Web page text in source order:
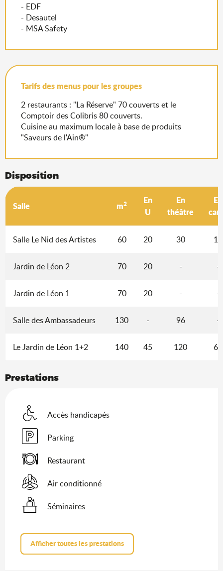
- EDF
- Desautel
- MSA Safety
Tarifs des menus pour les groupes
2 restaurants : "La Réserve" 70 couverts et le
Comptoir des Colibris 80 couverts.
Cuisine au maximum locale à base de produits
"Saveurs de l'Ain®"
Disposition
Salle m2
En
U
En
théâtre
En
Salle Le Nid des Artistes 60 20 30 12
Jardin de Léon 2 70 20 - -
Jardin de Léon 1 70 20 - -
Salle des Ambassadeurs 130 - 96 -
Le Jardin de Léon 1+2 140 45 120 60
Prestations
Accès handicapés
Parking
Restaurant
Air conditionné
Séminaires
Afficher toutes les prestations